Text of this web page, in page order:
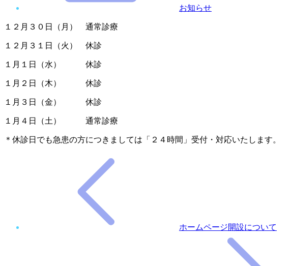
お知らせ
１２月３０日（月） 通常診療
１２月３１日（火） 休診
１月１日（水） 休診
１月２日（木） 休診
１月３日（金） 休診
１月４日（土） 通常診療
＊休診日でも急患の方につきましては「２４時間」受付・対応いたします。
ホームページ開設について